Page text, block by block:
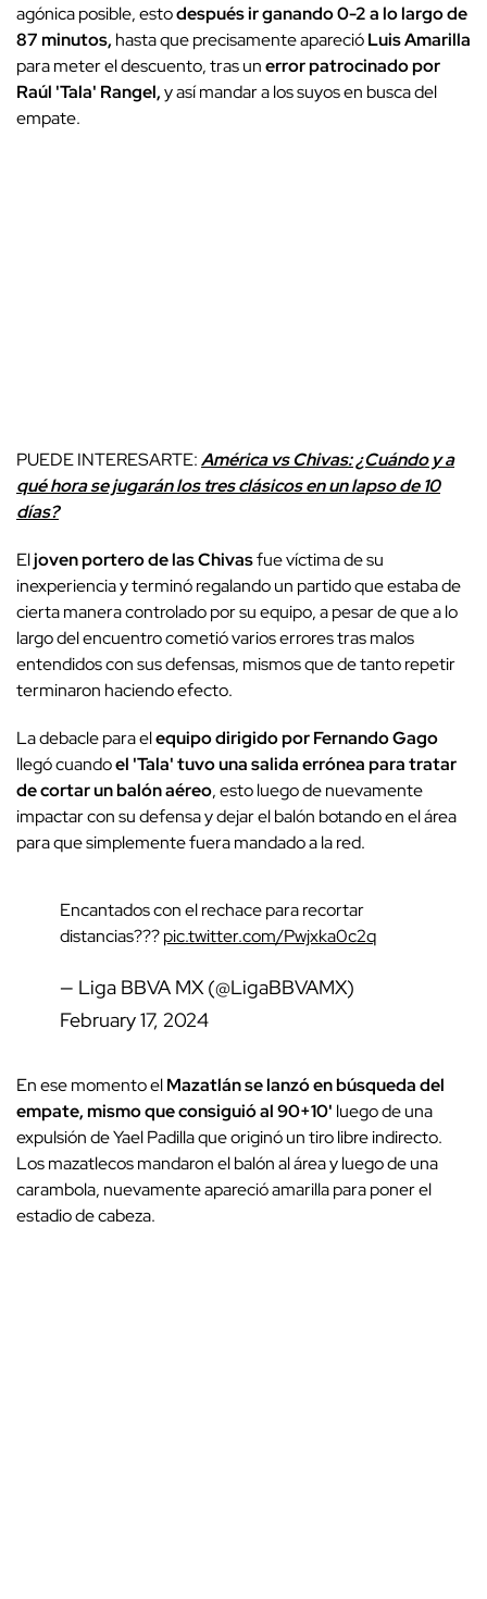
agónica posible, estodespués ir ganando 0-2 a lo largo de
87 minutos, hasta que precisamente aparecióLuis Amarilla
para meter el descuento, tras unerror patrocinado por
Raúl 'Tala' Rangel,y así mandar a los suyos en busca del
empate.
PUEDE INTERESARTE:América vs Chivas: ¿Cuándo y a
qué hora se jugarán los tres clásicos en un lapso de 10
días?
Eljoven portero de las Chivasfue víctima de su
inexperiencia y terminó regalando un partido que estaba de
cierta manera controlado por su equipo, a pesar de que a lo
largo del encuentro cometió varios errores tras malos
entendidos con sus defensas, mismos que de tanto repetir
terminaron haciendo efecto.
La debacle para elequipo dirigido por Fernando Gago
llegó cuandoel 'Tala' tuvo una salida errónea para tratar
de cortar un balón aéreo, esto luego de nuevamente
impactar con su defensa y dejar el balón botando en el área
para que simplemente fuera mandado a la red.
Encantados con el rechace para recortar
distancias???pic.twitter.com/Pwjxka0c2q
— Liga BBVA MX (@LigaBBVAMX)
February 17, 2024
En ese momento elMazatlán se lanzó en búsqueda del
empate, mismo que consiguió al 90+10' luego de una
expulsión de Yael Padilla que originó un tiro libre indirecto.
Los mazatlecos mandaron el balón al área y luego de una
carambola, nuevamente apareció amarilla para poner el
estadio de cabeza.